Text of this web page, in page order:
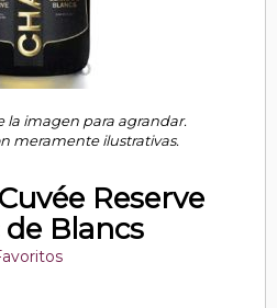
la imagen para agrandar.
meramente ilustrativas.
Reserve
Blancs